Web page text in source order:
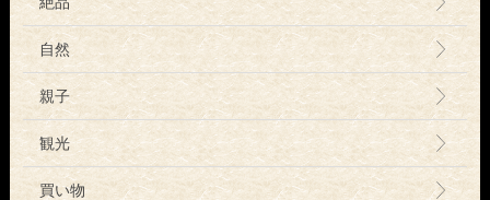
自然
親子
観光
買い物